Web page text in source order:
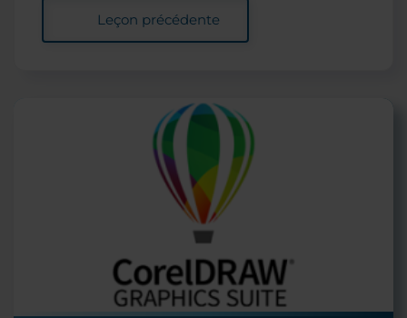
Leçon précédente